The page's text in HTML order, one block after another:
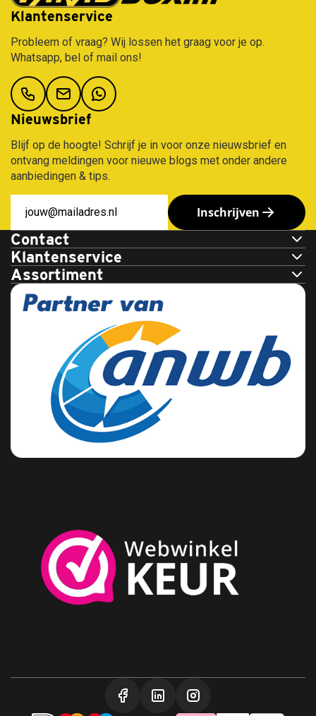
Klantenservice
Probleem of vraag? Wij lossen het graag voor je op.
Whatsapp, bel of mail ons!
Nieuwsbrief
Blijf op de hoogte! Schrijf je in voor onze nieuwsbrief en
ontvang meldingen voor nieuwe blogs met onder andere
aanbiedingen & tips.
Inschrijven
Contact
Klantenservice
Assortiment